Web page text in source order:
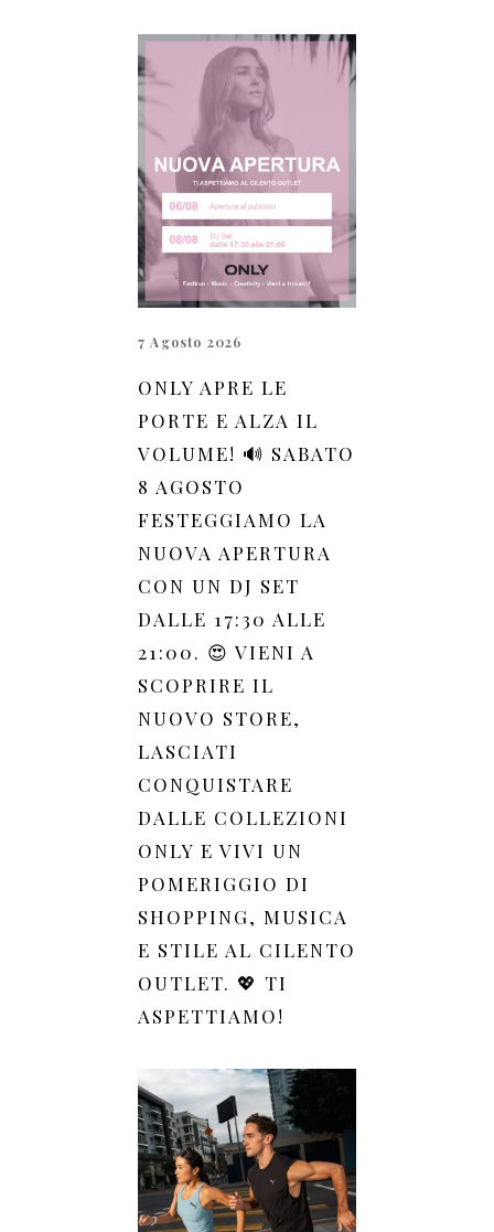
7 Agosto 2026
ONLY APRE LE
PORTE E ALZA IL
VOLUME! 🔊 SABATO
8 AGOSTO
FESTEGGIAMO LA
NUOVA APERTURA
CON UN DJ SET
DALLE 17:30 ALLE
21:00. 😍 VIENI A
SCOPRIRE IL
NUOVO STORE,
LASCIATI
CONQUISTARE
DALLE COLLEZIONI
ONLY E VIVI UN
POMERIGGIO DI
SHOPPING, MUSICA
E STILE AL CILENTO
OUTLET. 💖 TI
ASPETTIAMO!